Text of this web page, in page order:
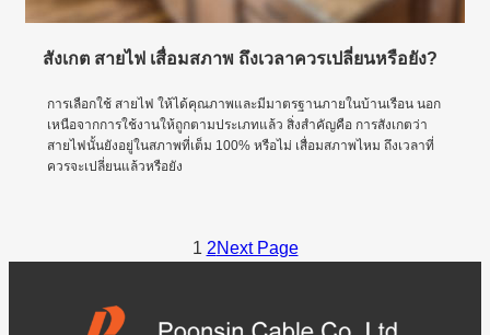
สังเกต สายไฟ เสื่อมสภาพ ถึงเวลาควรเปลี่ยนหรือยัง?
การเลือกใช้ สายไฟ ให้ได้คุณภาพและมีมาตรฐานภายในบ้านเรือน นอก
เหนือจากการใช้งานให้ถูกตามประเภทแล้ว สิ่งสำคัญคือ การสังเกตว่า
สายไฟนั้นยังอยู่ในสภาพที่เต็ม 100% หรือไม่ เสื่อมสภาพไหม ถึงเวลาที่
ควรจะเปลี่ยนแล้วหรือยัง
1 2Next Page